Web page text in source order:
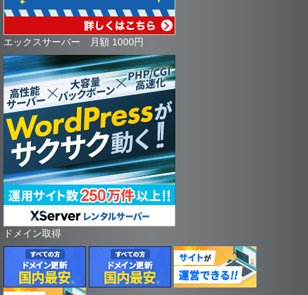
エックスサーバー 月額 1000円
ドメイン取得